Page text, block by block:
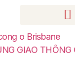
GIAO THÔNG